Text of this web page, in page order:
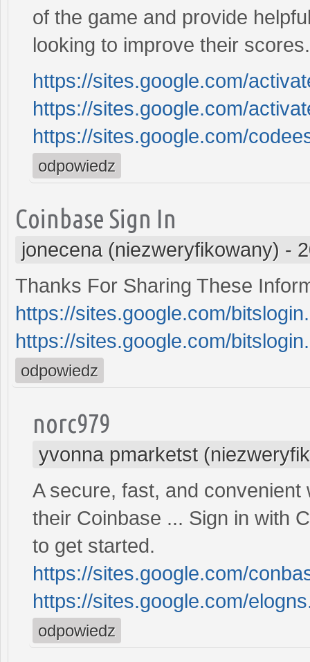
of the game and provide
looking to improve their scores.
https://sites.google.com/
https://sites.google.com/
https://sites.google.com/
odpowiedz
Coinbase Sign In
jonecena (niezweryfikowany) -
Thanks For Sharing These
https://sites.google.com/
https://sites.google.com/
odpowiedz
norc979
yvonna pmarketst
A secure, fast, and
their Coinbase ... Sign in with
to get started.
https://sites.google.com/
https://sites.google.com/
odpowiedz